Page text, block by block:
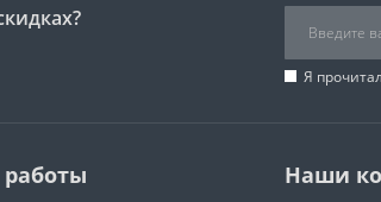
Я прочитал
Наши